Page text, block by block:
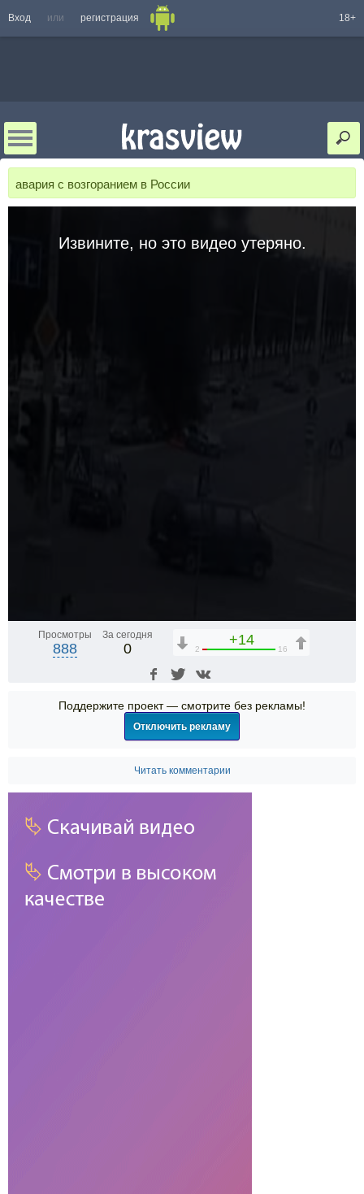
Вход или регистрация 18+
авария с возгоранием в России
Извините, но это видео утеряно.
Просмотры
888
За сегодня
0
+14
2 16
Поддержите проект — смотрите без рекламы!
Отключить рекламу
Читать комментарии